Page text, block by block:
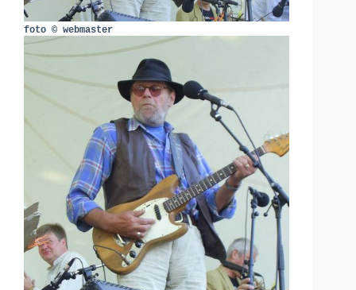
foto © webmaster